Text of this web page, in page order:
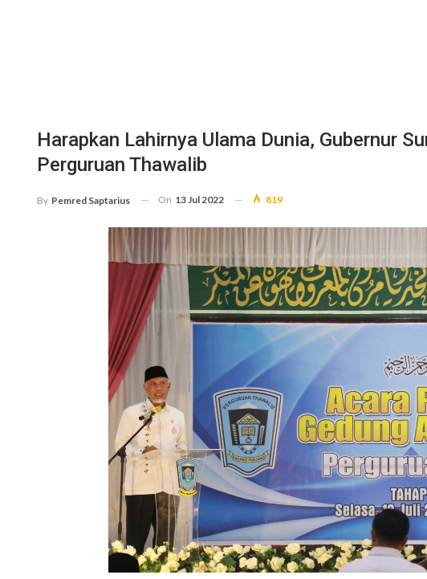
Harapkan Lahirnya Ulama Dunia, Gubernur
Perguruan Thawalib
By Pemred Saptarius On 13 Jul 2022 819